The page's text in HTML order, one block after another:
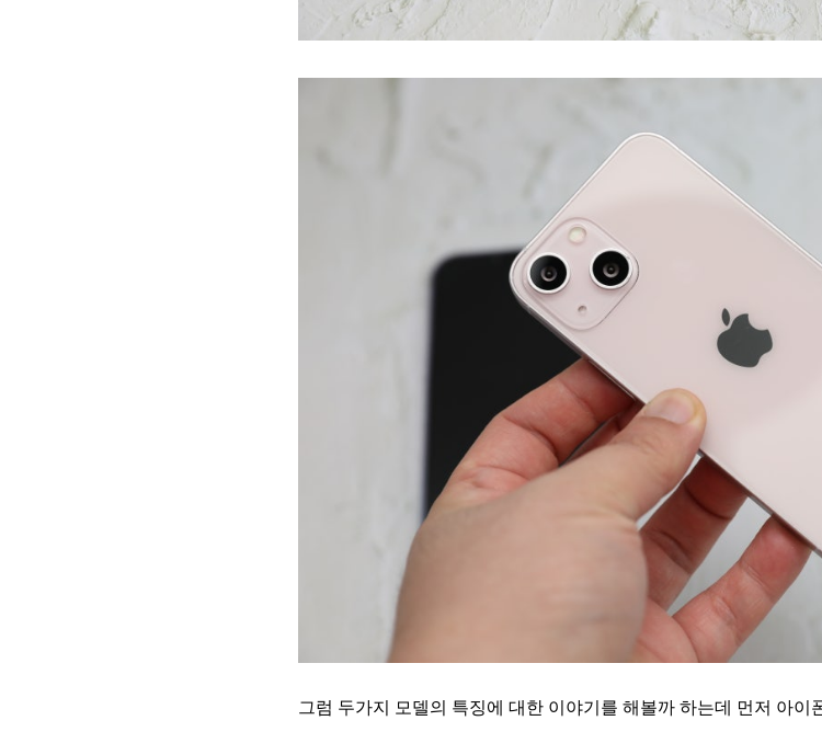
그럼 두가지 모델의 특징에 대한 이야기를 해볼까 하는데 먼저 아